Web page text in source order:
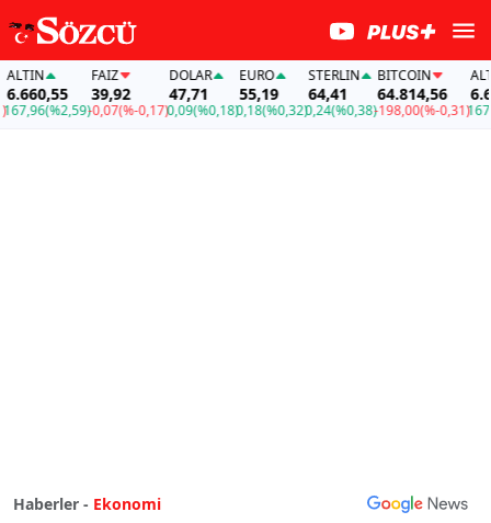
(%2,59)
FAİZ
39,92
-0,07(%-0,17)
DOLAR
47,71
0,09(%0,18)
EURO
55,19
0,18(%0,32)
STERLIN
64,41
0,24(%0,38)
BITCOIN
64.814,56
-198,00(%-0,31)
ALTIN
167,96
Haberler - Ekonomi